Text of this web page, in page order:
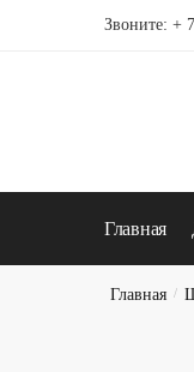
Звоните: +
Главная
Главная /